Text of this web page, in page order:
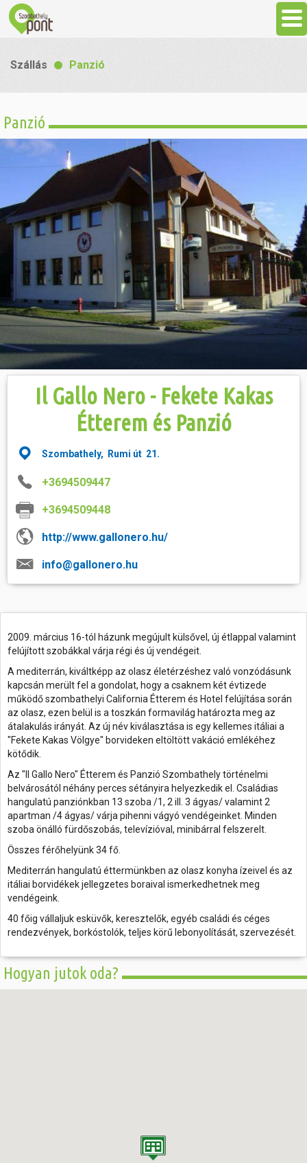
Látnivalók
Gasztronómia
Szállás
Sport
Szabadidő
Hasznos
Szállás Panzió
Panzió
Il Gallo Nero - Fekete Kakas
Étterem és Panzió
Szombathely, Rumi út 21.
+3694509447
+3694509448
http://www.gallonero.hu/
info@gallonero.hu
2009. március 16-tól házunk megújult külsővel, új étlappal valamint
felújított szobákkal várja régi és új vendégeit.
A mediterrán, kiváltképp az olasz életérzéshez való vonzódásunk
kapcsán merült fel a gondolat, hogy a csaknem két évtizede
működő szombathelyi California Étterem és Hotel felújítása során
az olasz, ezen belül is a toszkán formavilág határozta meg az
átalakulás irányát. Az új név kiválasztása is egy kellemes itáliai a
"Fekete Kakas Völgye" borvideken eltöltött vakáció emlékéhez
kötődik.
Az "Il Gallo Nero" Étterem és Panzió Szombathely történelmi
belvárosától néhány perces sétányira helyezkedik el. Családias
hangulatú panziónkban 13 szoba /1, 2 ill. 3 ágyas/ valamint 2
apartman /4 ágyas/ várja pihenni vágyó vendégeinket. Minden
szoba önálló fürdőszobás, televízióval, minibárral felszerelt.
Összes férőhelyünk 34 fő.
Mediterrán hangulatú éttermünkben az olasz konyha ízeivel és az
itáliai borvidékek jellegzetes boraival ismerkedhetnek meg
vendégeink.
40 főig vállaljuk esküvők, keresztelők, egyéb családi és céges
rendezvények, borkóstolók, teljes körű lebonyolítását, szervezését.
Hogyan jutok oda?